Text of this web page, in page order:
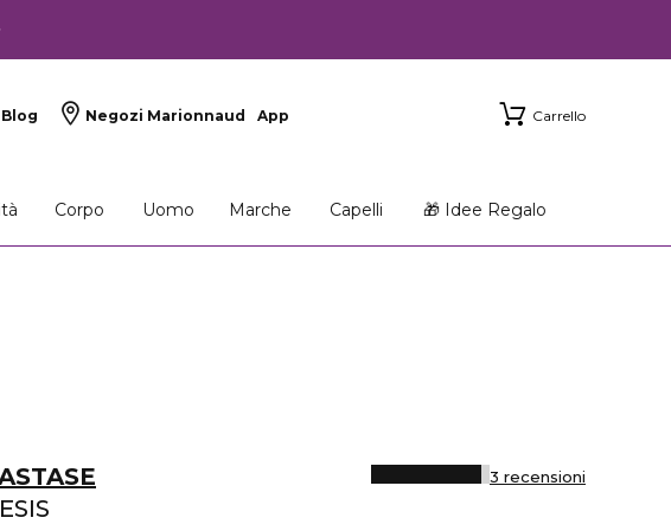
Blog Negozi Marionnaud App Carrello
Corpo Uomo Marche Capelli 🎁 Idee Regalo
3 recensioni